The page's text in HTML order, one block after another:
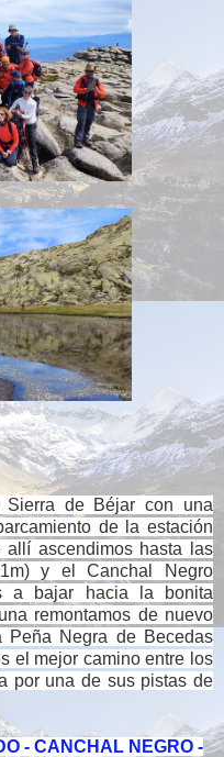
Sierra de Béjar con una
de la estación
ascendimos hasta las
y el Canchal Negro
a bajar hacia la bonita
remontamos de nuevo
Negra de Becedas
el mejor camino entre los
por una de sus pistas de
- CANCHAL NEGRO -